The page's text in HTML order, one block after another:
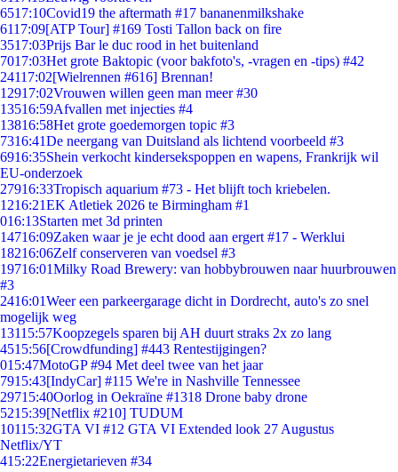
6517:10Covid19 the aftermath #17 bananenmilkshake
6117:09[ATP Tour] #169 Tosti Tallon back on fire
3517:03Prijs Bar le duc rood in het buitenland
7017:03Het grote Baktopic (voor bakfoto's, -vragen en -tips) #42
24117:02[Wielrennen #616] Brennan!
12917:02Vrouwen willen geen man meer #30
13516:59Afvallen met injecties #4
13816:58Het grote goedemorgen topic #3
7316:41De neergang van Duitsland als lichtend voorbeeld #3
6916:35Shein verkocht kindersekspoppen en wapens, Frankrijk wil
EU-onderzoek
27916:33Tropisch aquarium #73 - Het blijft toch kriebelen.
1216:21EK Atletiek 2026 te Birmingham #1
016:13Starten met 3d printen
14716:09Zaken waar je je echt dood aan ergert #17 - Werklui
18216:06Zelf conserveren van voedsel #3
19716:01Milky Road Brewery: van hobbybrouwen naar huurbrouwen
#3
2416:01Weer een parkeergarage dicht in Dordrecht, auto's zo snel
mogelijk weg
13115:57Koopzegels sparen bij AH duurt straks 2x zo lang
4515:56[Crowdfunding] #443 Rentestijgingen?
015:47MotoGP #94 Met deel twee van het jaar
7915:43[IndyCar] #115 We're in Nashville Tennessee
29715:40Oorlog in Oekraïne #1318 Drone baby drone
5215:39[Netflix #210] TUDUM
10115:32GTA VI #12 GTA VI Extended look 27 Augustus
Netflix/YT
415:22Energietarieven #34